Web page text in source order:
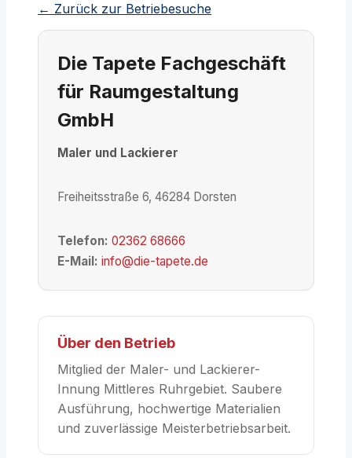
← Zurück zur Betriebesuche
Die Tapete Fachgeschäft
für Raumgestaltung
GmbH
Maler und Lackierer
Freiheitsstraße 6, 46284 Dorsten
Telefon: 02362 68666
E-Mail: info@die-tapete.de
Über den Betrieb
Mitglied der Maler- und Lackierer-
Innung Mittleres Ruhrgebiet. Saubere
Ausführung, hochwertige Materialien
und zuverlässige Meisterbetriebsarbeit.